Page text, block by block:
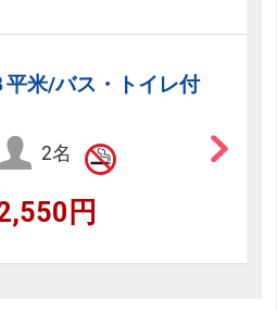
米/バス・トイレ付
2名
円